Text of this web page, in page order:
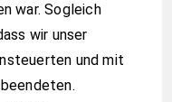
war. Sogleich
wir unser
und mit